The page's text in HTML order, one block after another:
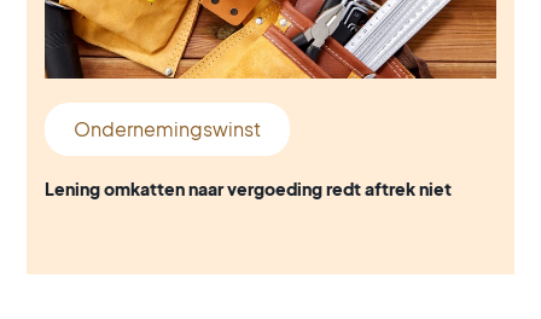
Ondernemingswinst
Lening omkatten naar vergoeding redt aftrek niet